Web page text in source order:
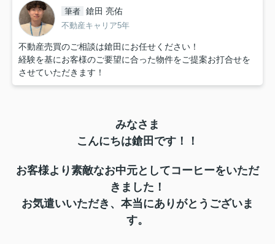
筆者 鎗田 亮佑
不動産キャリア5年
不動産売買のご相談は鎗田にお任せください！
経験を基にお客様のご要望に合った物件をご提案お打合せを
させていただきます！
みなさま
こんにちは鎗田です！！
お客様より素敵なお中元としてコーヒーをいただ
きました！
お気遣いいただき、本当にありがとうございま
す。